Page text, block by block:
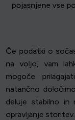
pojasnjene vse
Če podatki o
na voljo, vam
mogoče
natančno
deluje stabilno in
opravljanje storitev.